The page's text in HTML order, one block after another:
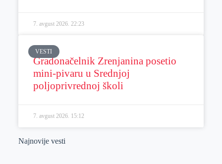
7. avgust 2026. 22:23
VESTI
Gradonačelnik Zrenjanina posetio
mini-pivaru u Srednjoj
poljoprivrednoj školi
7. avgust 2026. 15:12
Najnovije vesti